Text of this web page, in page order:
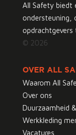
All Safety biedt
ondersteuning,
opdrachtgevers
© 2026
OVER ALL
Waarom All
Over ons
Duurzaamheid
Werkkleding
Vacatures